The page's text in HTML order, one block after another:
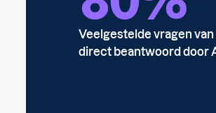
Veelgestelde vragen
direct beantwoord door